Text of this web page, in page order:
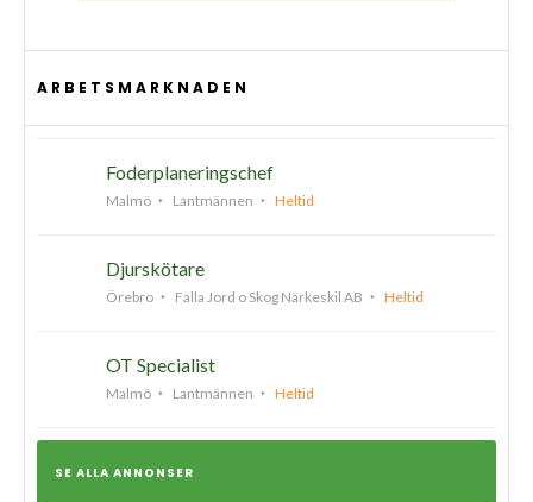
ARBETSMARKNADEN
Foderplaneringschef
Malmö Lantmännen Heltid
Djurskötare
Örebro Falla Jord o Skog Närkeskil AB Heltid
OT Specialist
Malmö Lantmännen Heltid
SE ALLA ANNONSER